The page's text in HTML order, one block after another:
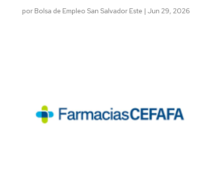
por Bolsa de Empleo San Salvador Este | Jun 29, 2026